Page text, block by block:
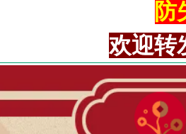
防
欢迎转